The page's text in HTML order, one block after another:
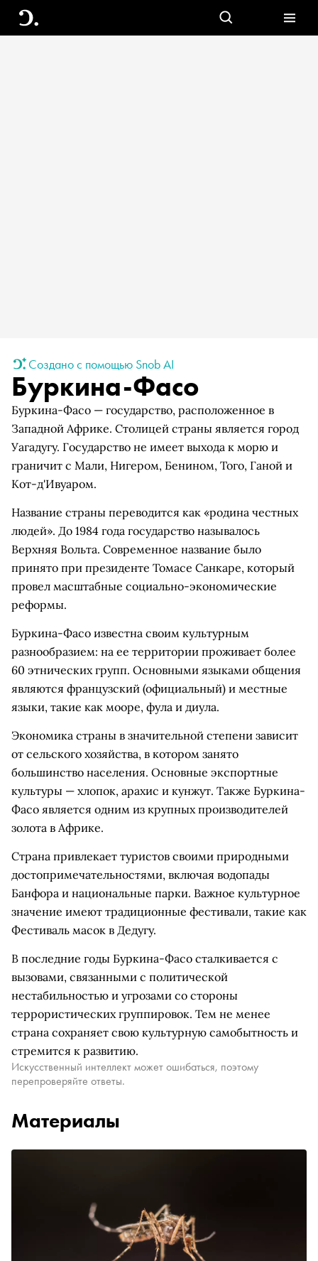
Создано с помощью Snob AI
Буркина-Фасо
Буркина-Фасо — государство, расположенное в
Западной Африке. Столицей страны является город
Уагадугу. Государство не имеет выхода к морю и
граничит с Мали, Нигером, Бенином, Того, Ганой и
Кот-д'Ивуаром.
Название страны переводится как «родина честных
людей». До 1984 года государство называлось
Верхняя Вольта. Современное название было
принято при президенте Томасе Санкаре, который
провел масштабные социально-экономические
реформы.
Буркина-Фасо известна своим культурным
разнообразием: на ее территории проживает более
60 этнических групп. Основными языками общения
являются французский (официальный) и местные
языки, такие как мооре, фула и диула.
Экономика страны в значительной степени зависит
от сельского хозяйства, в котором занято
большинство населения. Основные экспортные
культуры — хлопок, арахис и кунжут. Также Буркина-
Фасо является одним из крупных производителей
золота в Африке.
Страна привлекает туристов своими природными
достопримечательностями, включая водопады
Банфора и национальные парки. Важное культурное
значение имеют традиционные фестивали, такие как
Фестиваль масок в Дедугу.
В последние годы Буркина-Фасо сталкивается с
вызовами, связанными с политической
нестабильностью и угрозами со стороны
террористических группировок. Тем не менее
страна сохраняет свою культурную самобытность и
стремится к развитию.
Искусственный интеллект может ошибаться, поэтому
перепроверяйте ответы.
Материалы